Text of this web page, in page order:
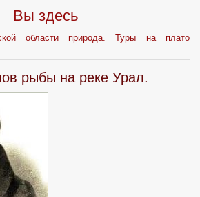
Вы здесь
области природа. Туры на плато
рыбы на реке Урал.